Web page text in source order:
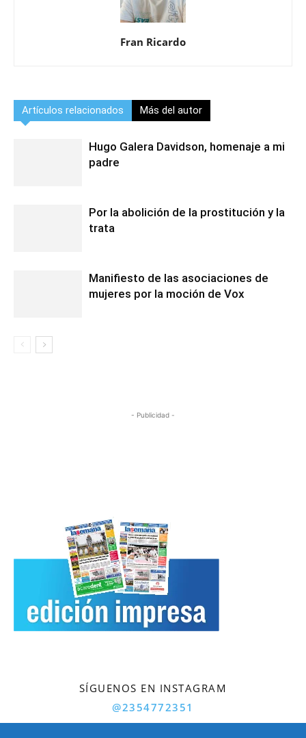
Fran Ricardo
Artículos relacionados Más del autor
Hugo Galera Davidson, homenaje a mi
padre
Por la abolición de la prostitución y la
trata
Manifiesto de las asociaciones de
mujeres por la moción de Vox
- Publicidad -
SÍGUENOS EN INSTAGRAM
@2354772351